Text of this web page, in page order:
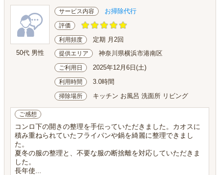
50代 男性
サービス内容 お掃除代行
評価
利用頻度 定期 月2回
提供エリア 神奈川県横浜市港南区
ご利用日 2025年12月6日(土)
利用時間 3.0時間
掃除場所 キッチン お風呂 洗面所 リビング
ご感想
コンロ下の開きの整理を手伝っていただきました。カオスに
積み重ねられていたフライパンや鍋を綺麗に整理できまし
た。
夏冬の服の整理と、不要な服の断捨離を対応していただきま
した。
長年使...